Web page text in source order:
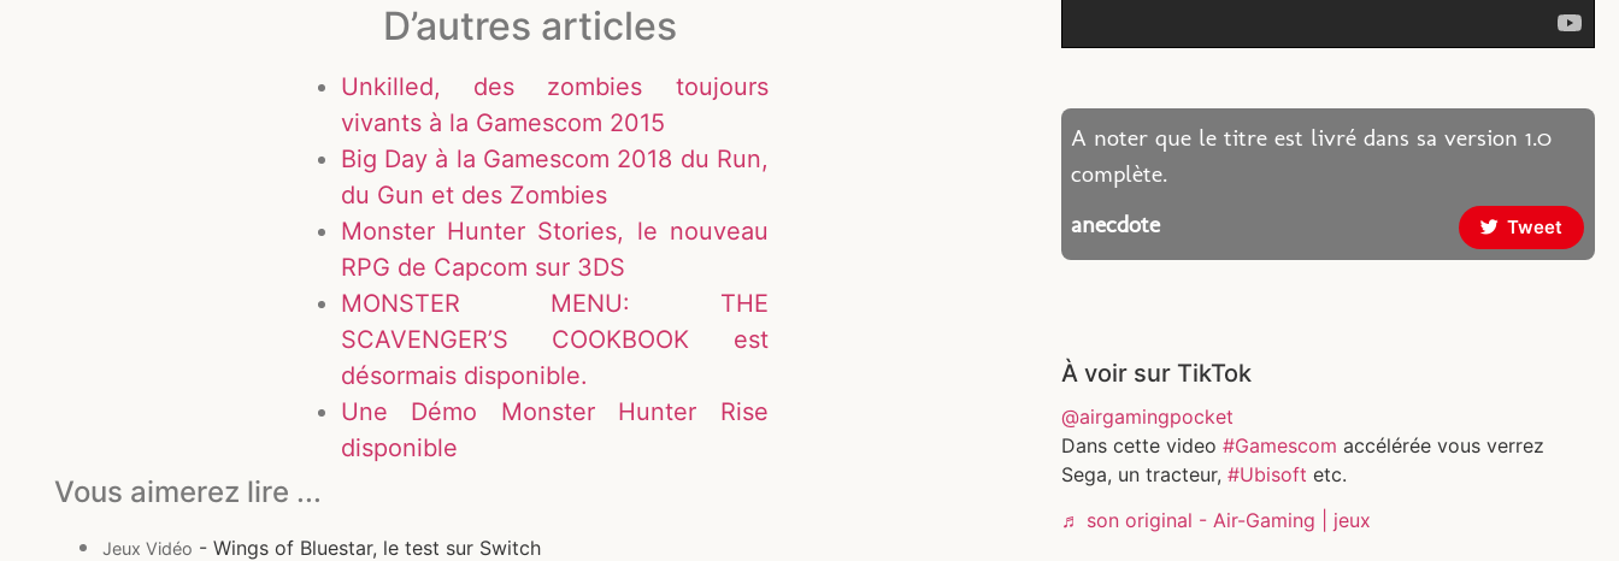
D’autres articles
Unkilled, des zombies toujours
vivants à la Gamescom 2015
Big Day à la Gamescom 2018 du Run,
du Gun et des Zombies
Monster Hunter Stories, le nouveau
RPG de Capcom sur 3DS
MONSTER MENU: THE
SCAVENGER’S COOKBOOK est
désormais disponible.
Une Démo Monster Hunter Rise
disponible
Vous aimerez lire ...
Jeux Vidéo - Wings of Bluestar, le test sur Switch
A noter que le titre est livré dans sa version 1.0
complète.
anecdote
Tweet
À voir sur TikTok
@airgamingpocket
Dans cette video #Gamescom accélérée vous verrez
Sega, un tracteur, #Ubisoft etc.
♬ son original - Air-Gaming | jeux